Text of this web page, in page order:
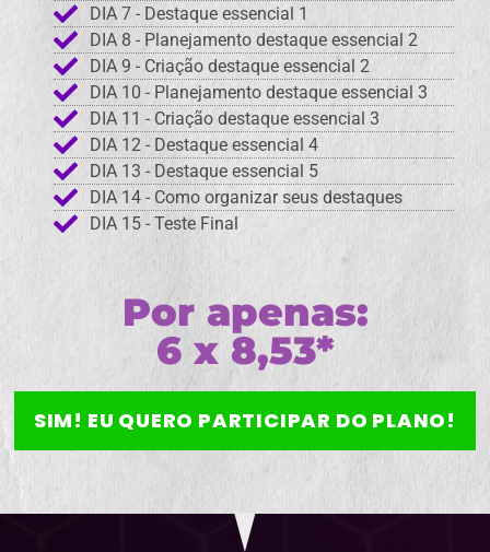
DIA 7 - Destaque essencial 1
DIA 8 - Planejamento destaque essencial 2
DIA 9 - Criação destaque essencial 2
DIA 10 - Planejamento destaque essencial 3
DIA 11 - Criação destaque essencial 3
DIA 12 - Destaque essencial 4
DIA 13 - Destaque essencial 5
DIA 14 - Como organizar seus destaques
DIA 15 - Teste Final
Por apenas:
6 x 8,53*
SIM! EU QUERO PARTICIPAR DO PLANO!